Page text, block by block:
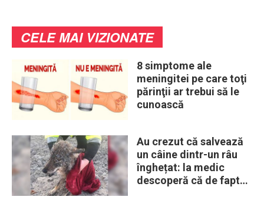
CELE MAI VIZIONATE
8 simptome ale
meningitei pe care toţi
părinţii ar trebui să le
cunoască
Au crezut că salvează
un câine dintr-un râu
înghețat: la medic
descoperă că de fapt